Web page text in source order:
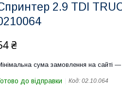
2.9 TDI
₴
сума замовлення на сайті
до відправки Код: 02.10.064